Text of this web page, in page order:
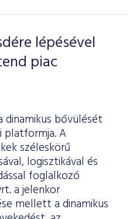
lépésével
piac
dinamikus bővülését
platformja. A
széleskörű
logisztikával és
foglalkozó
a jelenkor
mellett a dinamikus